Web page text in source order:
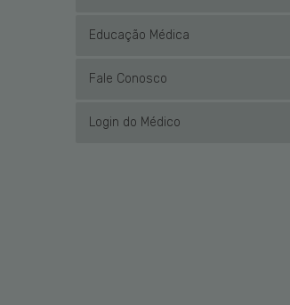
Educação Médica
Fale Conosco
Login do Médico